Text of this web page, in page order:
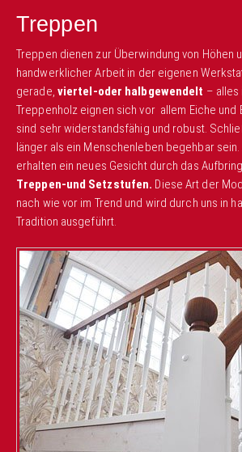
Treppen
Treppen dienen zur Überwindung von Höhen
handwerklicher Arbeit in der eigenen
gerade, viertel-oder halbgewendelt – alles
Treppenholz eignen sich vor allem Eiche und
sind sehr widerstandsfähig und robust.
länger als ein Menschenleben begehbar
erhalten ein neues Gesicht durch das
Treppen-und Setzstufen. Diese Art der
nach wie vor im Trend und wird durch uns in
Tradition ausgeführt.